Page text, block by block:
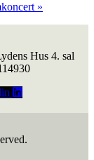
»
Hus 4. sal